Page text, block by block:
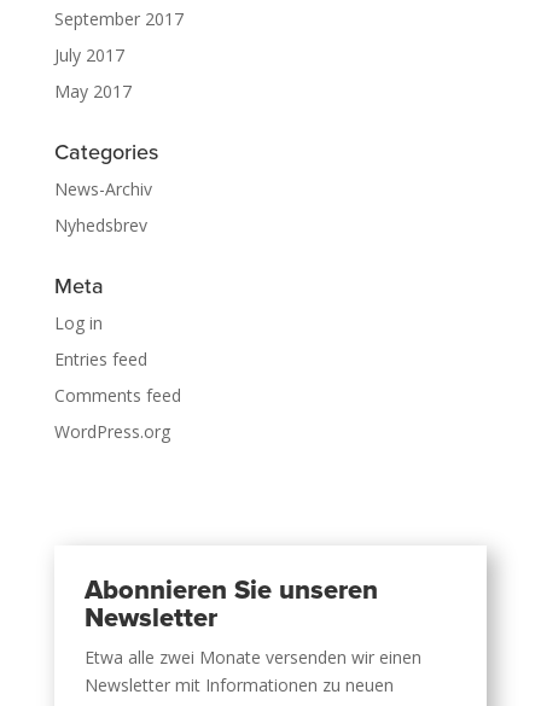
September 2017
July 2017
May 2017
Categories
News-Archiv
Nyhedsbrev
Meta
Log in
Entries feed
Comments feed
WordPress.org
Abonnieren Sie unseren
Newsletter
Etwa alle zwei Monate versenden wir einen
Newsletter mit Informationen zu neuen